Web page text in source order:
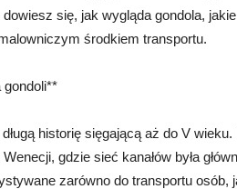
się, jak wygląda gondola,
środkiem transportu.
gondoli**
historię sięgającą aż do V
gdzie sieć kanałów była
zarówno do transportu